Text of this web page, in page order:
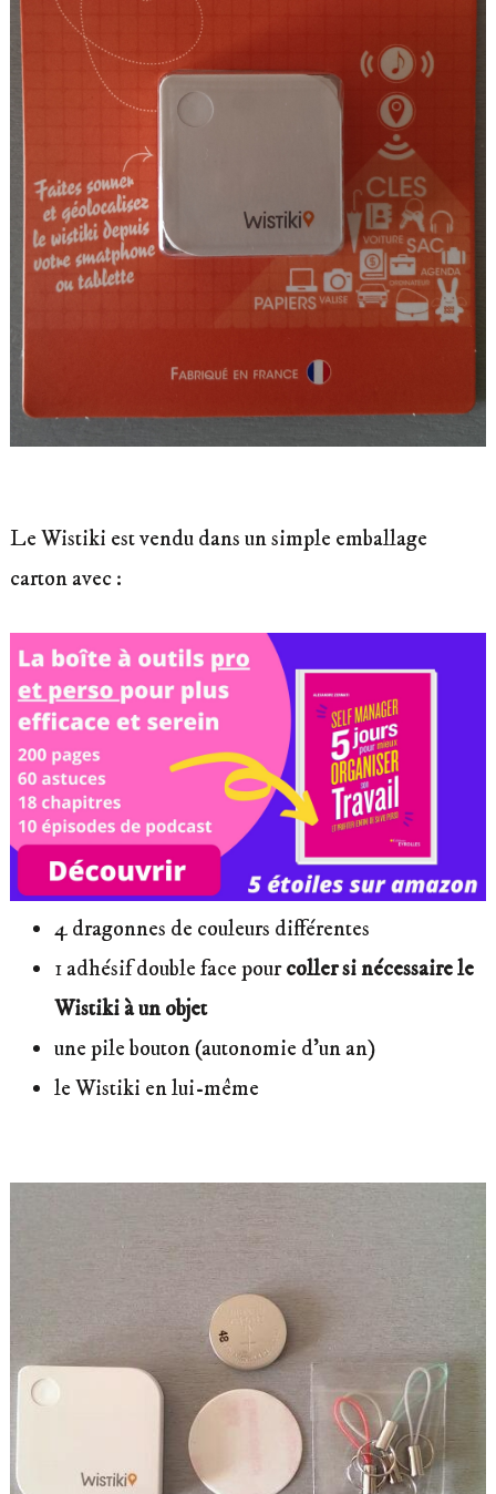
Le Wistiki est vendu dans un simple emballage
carton avec :
4 dragonnes de couleurs différentes
1 adhésif double face pourcoller si nécessaire le
Wistiki à un objet
une pile bouton (autonomie d’un an)
le Wistiki en lui-même